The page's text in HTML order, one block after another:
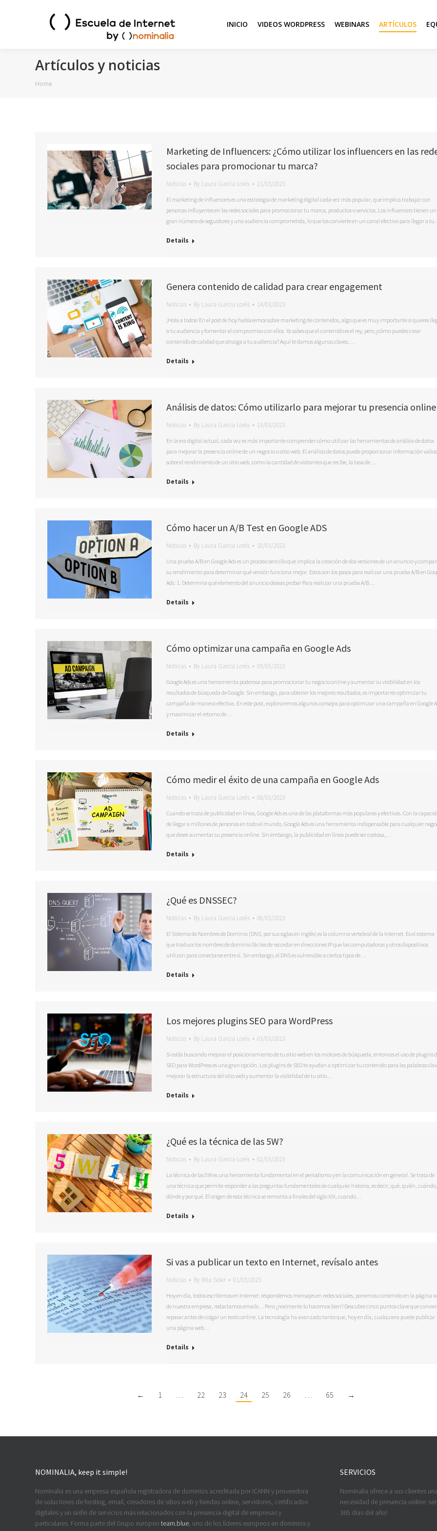
INICIO VIDEOS WORDPRESS WEBINARS ARTÍCULOS
Artículos y noticias
You are here:
Home
Marketing de Influencers: ¿Cómo utilizar los influencers en las
sociales para promocionar tu marca?
Noticias By Laura Garcia Lorés 21/03/2023
El marketing de influencers es una estrategia de marketing digital cada vez más popular, que implica trabajar con
personas influyentes en las redes sociales para promocionar tu marca, productos o servicios. Los influencers tienen un
gran número de seguidores y una audiencia comprometida, lo que los convierte en un canal efectivo para llegar a
Details
Genera contenido de calidad para crear engagement
Noticias By Laura Garcia Lorés 14/03/2023
¡Hola a todos! En el post de hoy hablaremos sobre marketing de contenidos, algo que es muy importante si quieres
a tu audiencia y fomentar el compromiso con ellos. Ya sabes que el contenido es el rey, pero ¿cómo puedes crear
contenido de calidad que atraiga a tu audiencia? Aquí te damos algunas claves.…
Details
Análisis de datos: Cómo utilizarlo para mejorar tu presencia online
Noticias By Laura Garcia Lorés 13/03/2023
En la era digital actual, cada vez es más importante comprender cómo utilizar las herramientas de análisis de datos
para mejorar la presencia online de un negocio o sitio web. El análisis de datos puede proporcionar información
sobre el rendimiento de un sitio web, como la cantidad de visitantes que recibe, la tasa de…
Details
Cómo hacer un A/B Test en Google ADS
Noticias By Laura Garcia Lorés 10/03/2023
Una prueba A/B en Google Ads es un proceso sencillo que implica la creación de dos versiones de un anuncio y
su rendimiento para determinar qué versión funciona mejor. Estos son los pasos para realizar una prueba A/B en
Ads: 1. Determina qué elemento del anuncio deseas probar Para realizar una prueba A/B…
Details
Cómo optimizar una campaña en Google Ads
Noticias By Laura Garcia Lorés 09/03/2023
Google Ads es una herramienta poderosa para promocionar tu negocio online y aumentar su visibilidad en los
resultados de búsqueda de Google. Sin embargo, para obtener los mejores resultados, es importante optimizar tu
campaña de manera efectiva. En este post, exploraremos algunos consejos para optimizar una campaña en Google
y maximizar el retorno de…
Details
Cómo medir el éxito de una campaña en Google Ads
Noticias By Laura Garcia Lorés 08/03/2023
Cuando se trata de publicidad en línea, Google Ads es una de las plataformas más populares y efectivas. Con la
de llegar a millones de personas en todo el mundo, Google Ads es una herramienta indispensable para cualquier
que desee aumentar su presencia online. Sin embargo, la publicidad en línea puede ser costosa,…
Details
¿Qué es DNSSEC?
Noticias By Laura Garcia Lorés 06/03/2023
El Sistema de Nombres de Dominio (DNS, por sus siglas en inglés) es la columna vertebral de la Internet. Es el sistema
que traduce los nombres de dominio fáciles de recordar en direcciones IP que las computadoras y otros dispositivos
utilizan para conectarse entre sí. Sin embargo, el DNS es vulnerable a ciertos tipos de…
Details
Los mejores plugins SEO para WordPress
Noticias By Laura Garcia Lorés 03/03/2023
Si estás buscando mejorar el posicionamiento de tu sitio web en los motores de búsqueda, entonces el uso de plugins
SEO para WordPress es una gran opción. Los plugins de SEO te ayudan a optimizar tu contenido para las palabras
mejorar la estructura del sitio web y aumentar la visibilidad de tu sitio…
Details
¿Qué es la técnica de las 5W?
Noticias By Laura Garcia Lorés 02/03/2023
La técnica de las 5W es una herramienta fundamental en el periodismo y en la comunicación en general. Se trata de
una técnica que permite responder a las preguntas fundamentales de cualquier historia, es decir, qué, quién, cuándo,
dónde y por qué. El origen de esta técnica se remonta a finales del siglo XIX, cuando…
Details
Si vas a publicar un texto en Internet, revísalo antes
Noticias By Rita Soler 01/03/2023
Hoy en día, todos escribimos en Internet: respondemos mensajes en redes sociales, ponemos contenido en la página
de nuestra empresa, redactamos emails… Pero ¿realmente lo hacemos bien? Descubre cinco puntos clave que
repasar antes de colgar un texto online. La tecnología ha avanzado tanto que, hoy en día, cualquiera puede publicar
una página web…
Details
← 1 … 22 23 24 25 26 … 65 →
NOMINALIA, keep it simple!
Nominalia es una empresa española registradora de dominios acreditada por ICANN y proveedora
de soluciones de hosting, email, creadores de sitios web y tiendas online, servidores, certificados
digitales y un sinfín de servicios más relacionados con la presencia digital de empresas y
particulares. Forma parte del Grupo europeo team.blue, uno de los líderes europeos en dominios y
SERVICIOS
Nominalia ofrece a sus clientes
necesidad de presencia online:
365 días del año!